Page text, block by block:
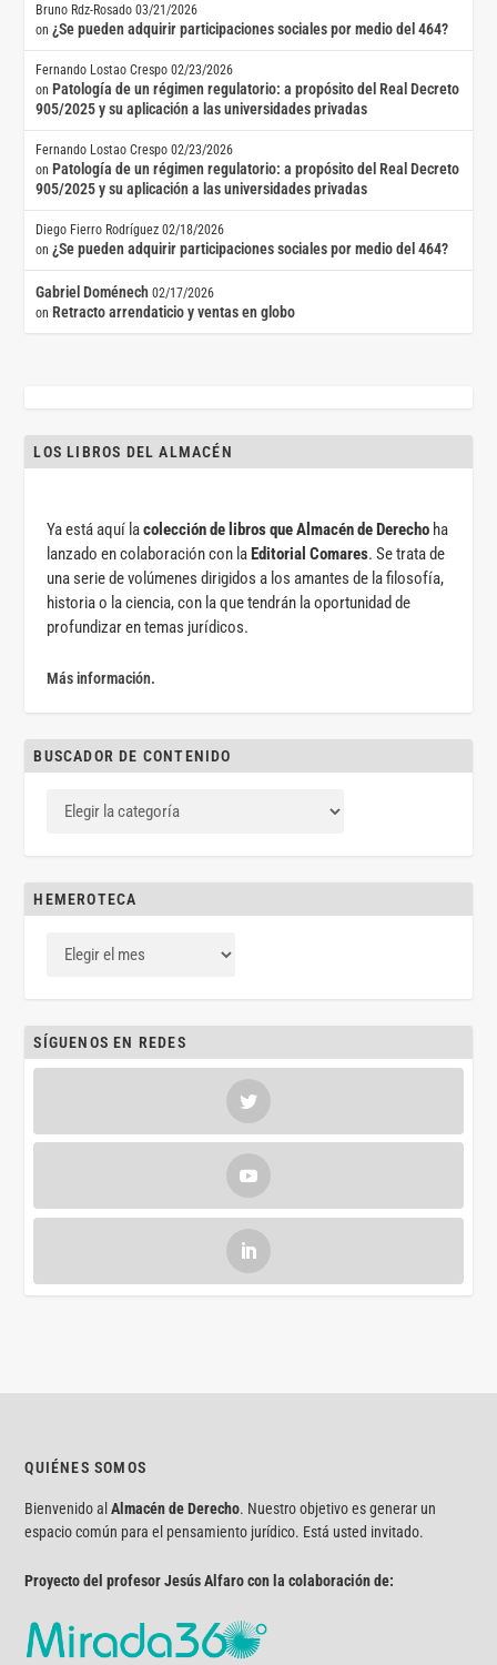
Bruno Rdz-Rosado 03/21/2026
on¿Se pueden adquirir participaciones sociales por medio del 464?
Fernando Lostao Crespo 02/23/2026
on Patología de un régimen regulatorio: a propósito del Real Decreto
905/2025 y su aplicación a las universidades privadas
Fernando Lostao Crespo 02/23/2026
on Patología de un régimen regulatorio: a propósito del Real Decreto
905/2025 y su aplicación a las universidades privadas
Diego Fierro Rodríguez 02/18/2026
on¿Se pueden adquirir participaciones sociales por medio del 464?
Gabriel Doménech 02/17/2026
on Retracto arrendaticio y ventas en globo
LOS LIBROS DEL ALMACÉN
Ya está aquí lacolección de libros que Almacén de Derecho ha
lanzado en colaboración con laEditorial Comares. Se trata de
una serie de volúmenes dirigidos a los amantes de la filosofía,
historia o la ciencia, con la que tendrán la oportunidad de
profundizar en temas jurídicos.
Más información.
BUSCADOR DE CONTENIDO
HEMEROTECA
SÍGUENOS EN REDES
QUIÉNES SOMOS
Bienvenido alAlmacén de Derecho. Nuestro objetivo es generar un
espacio común para el pensamiento jurídico. Está usted invitado.
Proyecto del profesor Jesús Alfaro con la colaboración de: